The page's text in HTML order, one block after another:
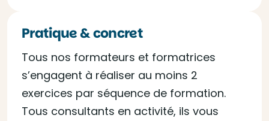
Pratique & concret
Tous nos formateurs et formatrices
s’engagent à réaliser au moins 2
exercices par séquence de formation.
Tous consultants en activité, ils vous